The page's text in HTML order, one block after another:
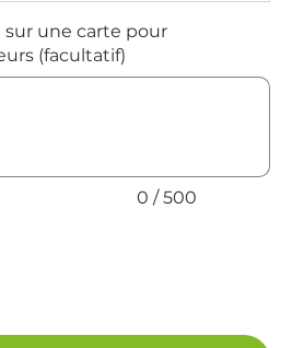
une carte pour
(facultatif)
0 / 500